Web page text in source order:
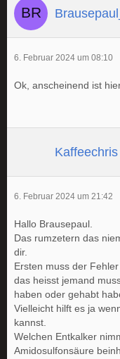
6. Februar 2024 um 08:10
Ok, anscheinend ist
Kaffeechris
6. Februar 2024 um 21:42
Hallo Brausepaul.
Das rumzetern das
dir.
Ersten muss der
das heisst jemand
haben oder gehabt
Vielleicht hilft es ja
kannst.
Welchen Entkalker
Amidosulfonsäure